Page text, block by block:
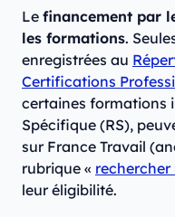
Le financement par
les formations.
enregistrées au
Certifications
certaines formations
Spécifique (RS),
sur France Travail
rubrique «
leur éligibilité.